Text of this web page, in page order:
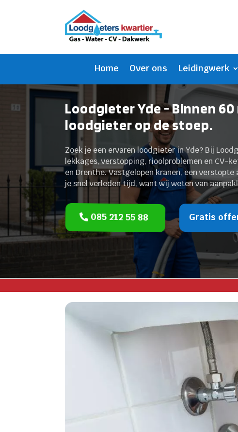
Home Over ons Leidingwerk
Loodgieter Yde - Binnen
loodgieter op de stoep.
Zoek je een ervaren loodgieter in Yde? Bij
lekkages, verstopping, rioolproblemen en CV-
en Drenthe. Vastgelopen kranen, een
je snel verleden tijd, want wij weten van
085 212 55 88 Gratis